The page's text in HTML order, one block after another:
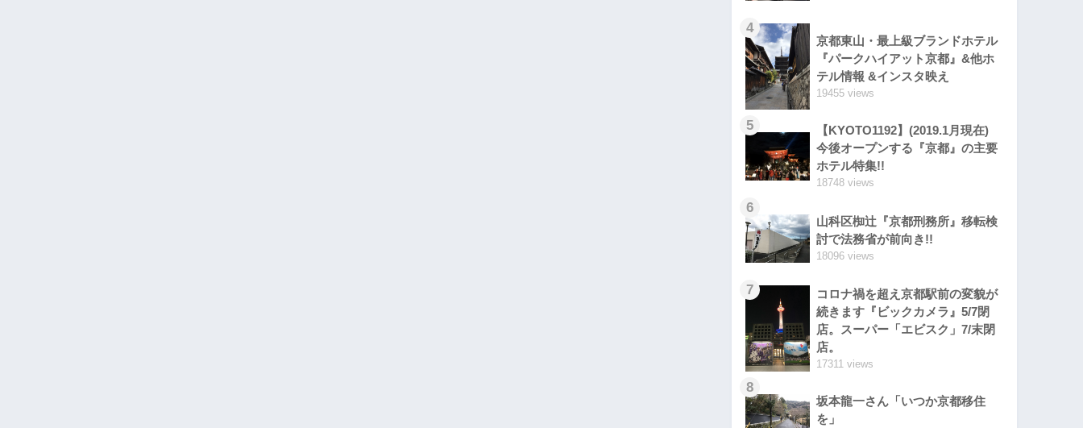
4
京都東山・最上級ブランドホテル
『パークハイアット京都』&他ホ
テル情報 &インスタ映え
19455 views
5
【KYOTO1192】(2019.1月現在)
今後オープンする『京都』の主要
ホテル特集!!
18748 views
6
山科区椥辻『京都刑務所』移転検
討で法務省が前向き!!
18096 views
7
コロナ禍を超え京都駅前の変貌が
続きます『ビックカメラ』5/7閉
店。スーパー「エビスク」7/末閉
店。
17311 views
8
坂本龍一さん「いつか京都移住
を」